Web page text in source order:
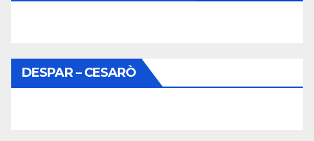
DESPAR – CESARÒ